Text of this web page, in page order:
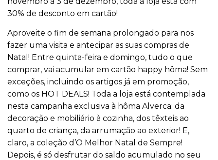
30% de desconto em cartão!
Aproveite o fim de semana prolongado para nos
fazer uma visita e antecipar as suas compras de
Natal! Entre quinta-feira e domingo, tudo o que
comprar, vai acumular em cartão happy hôma! Sem
exceções, incluindo os artigos já em promoção,
como os HOT DEALS! Toda a loja está contemplada
nesta campanha exclusiva à hôma Alverca: da
decoração e mobiliário à cozinha, dos têxteis ao
quarto de criança, da arrumação ao exterior! E,
claro, a coleção d’O Melhor Natal de Sempre!
Depois, é só desfrutar do saldo acumulado no seu